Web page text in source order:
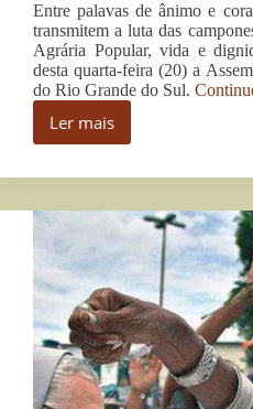
Entre palavas de ânimo e
transmitem a luta das
Agrária Popular, vida e
desta quarta-feira (20) a
do Rio Grande do Sul.
Ler mais
Mulheres
Terra
comprometem
fortalecer
o
combate
ao
capitalismo
e
agronegócio